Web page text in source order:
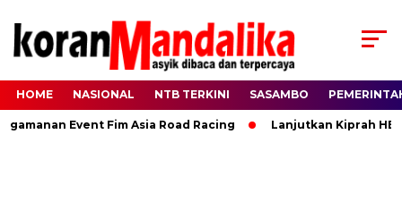
HOME NASIONAL NTB TERKINI SASAMBO
Event Fim Asia Road Racing Lanjutkan Kiprah HBK,